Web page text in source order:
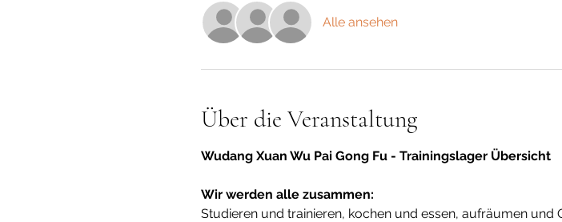
Alle ansehen
Über die Veranstaltung
Wudang Xuan Wu Pai Gong Fu - Trainingslager Übersicht
Wir werden alle zusammen:
Studieren und trainieren, kochen und essen, aufräumen